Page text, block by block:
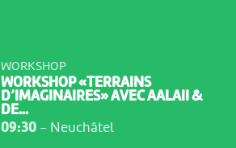
WORKSHOP
WORKSHOP «TERRAINS
D’IMAGINAIRES» AVEC AALAII &
DE...
09:30- Neuchâtel